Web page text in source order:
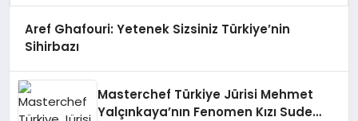
Aref Ghafouri: Yetenek Sizsiniz Türkiye’nin
Sihirbazı
Masterchef Türkiye Jürisi Mehmet
Yalçınkaya’nın Fenomen Kızı Sude